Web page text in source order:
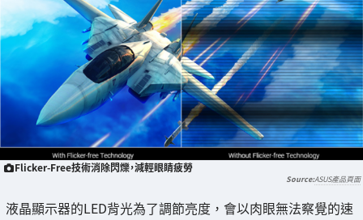
Flicker-Free技術消除閃爍，減輕眼睛疲勞
ASUS產品頁面
液晶顯示器的LED背光為了調節亮度，會以肉眼無法察覺的速